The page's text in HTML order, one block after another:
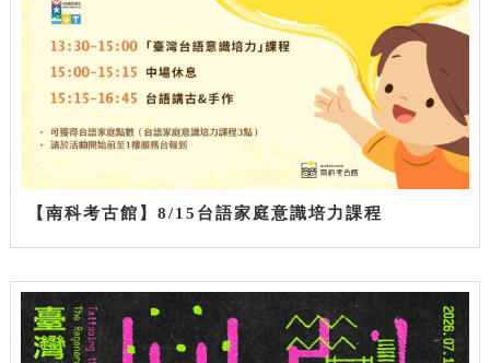
【南科考古館】8/15台語家庭意識培力課程